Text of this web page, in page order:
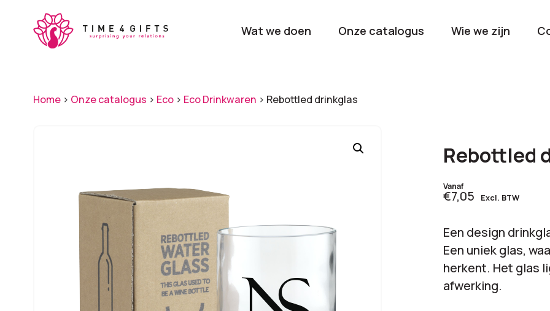
Wat we doen Onze catalogus
Laat je door ons
verrassen
flessen
tijdens elk
Wie we zijn
Home > Onze catalogus > Eco > Eco Drinkwaren > Rebottled drinkglas
Rebottled
Vanaf
€7,05 Excl. BTW
Een design
Een uniek glas,
herkent. Het glas
afwerking.